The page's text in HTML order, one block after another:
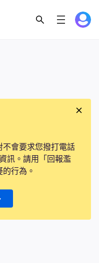
不會要求您撥打電話
訊。請用「回報濫
行為。